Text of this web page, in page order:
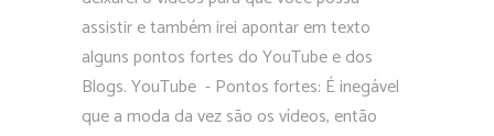
assistir e também irei apontar em texto
alguns pontos fortes do YouTube e dos
Blogs. YouTube - Pontos fortes: É inegável
que a moda da vez são os vídeos, então